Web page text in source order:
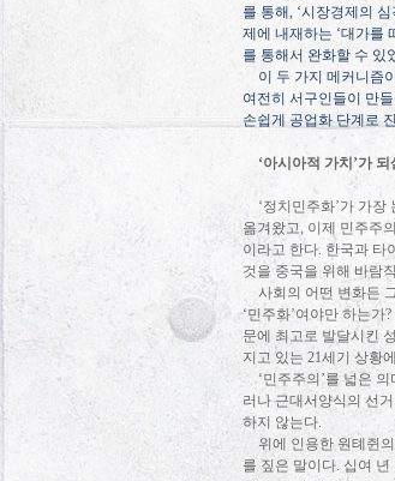
를 통해, ‘시장경제의 심
제에 내재하는 ‘대가를
를 통해서 완화할 수 있
이 두 가지 메커니즘
여전히 서구인들이 만
손쉽게 공업화 단계로
‘아시아적 가치’가 되
‘정치민주화’가 가장
옮겨왔고, 이제 민주주
이라고 한다. 한국과 타
것을 중국을 위해 바람
사회의 어떤 변화든
‘민주화’여야만 하는가?
문에 최고로 발달시킨
지고 있는 21세기 상황
‘민주주의 ’를 넓은
러나 근대서양식의 선
하지 않는다.
위에 인용한 원톄쥔
를 짚은 말이다. 십여 년